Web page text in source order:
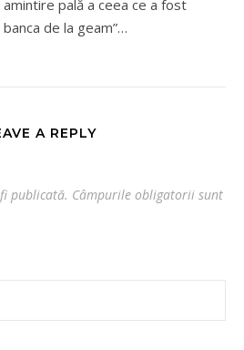
pală a ceea ce a fost
de la geam”…
A REPLY
publicată. Câmpurile obligatorii sunt